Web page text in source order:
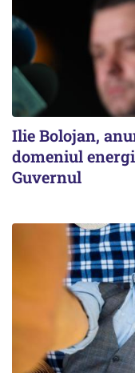
Ilie Bolojan,
domeniul
Guvernul